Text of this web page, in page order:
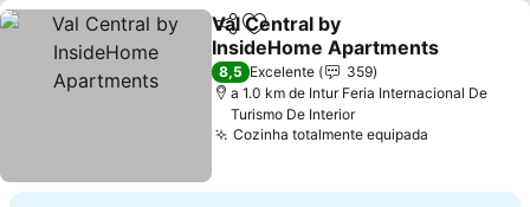
PartilharAdicionar aos favoritos
Val Central by
InsideHome Apartments
8,5 Excelente
359
a 1.0 km de Intur Feria Internacional De
Turismo De Interior
Cozinha totalmente equipada